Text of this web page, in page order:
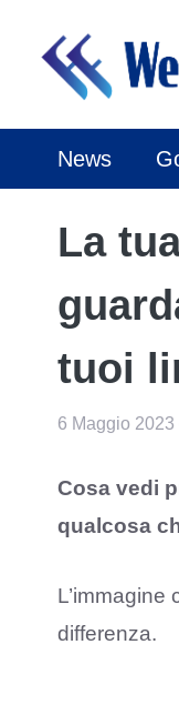
contenuto
News
La
tuoi
6 Maggio 2023
Cosa vedi
qualcosa
differenza.